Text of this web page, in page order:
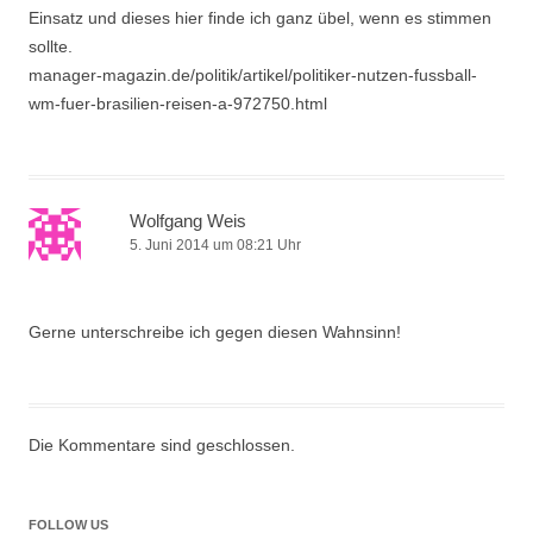
Einsatz und dieses hier finde ich ganz übel, wenn es stimmen
sollte.
manager-magazin.de/politik/artikel/politiker-nutzen-fussball-
wm-fuer-brasilien-reisen-a-972750.html
Wolfgang Weis
5. Juni 2014 um 08:21 Uhr
Gerne unterschreibe ich gegen diesen Wahnsinn!
Die Kommentare sind geschlossen.
FOLLOW US